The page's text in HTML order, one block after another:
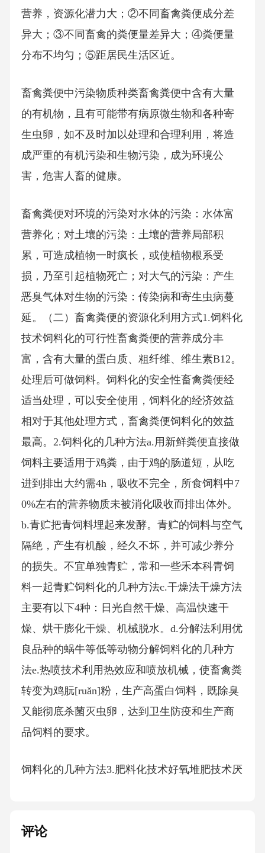
营养，资源化潜力大；②不同畜禽粪便成分差
异大；③不同畜禽的粪便量差异大；④粪便量
分布不均匀；⑤距居民生活区近。
畜禽粪便中污染物质种类畜禽粪便中含有大量
的有机物，且有可能带有病原微生物和各种寄
生虫卵，如不及时加以处理和合理利用，将造
成严重的有机污染和生物污染，成为环境公
害，危害人畜的健康。
畜禽粪便对环境的污染对水体的污染：水体富
营养化；对土壤的污染：土壤的营养局部积
累，可造成植物一时疯长，或使植物根系受
损，乃至引起植物死亡；对大气的污染：产生
恶臭气体对生物的污染：传染病和寄生虫病蔓
延。（二）畜禽粪便的资源化利用方式1.饲料化
技术饲料化的可行性畜禽粪便的营养成分丰
富，含有大量的蛋白质、粗纤维、维生素B12。
处理后可做饲料。饲料化的安全性畜禽粪便经
适当处理，可以安全使用，饲料化的经济效益
相对于其他处理方式，畜禽粪便饲料化的效益
最高。2.饲料化的几种方法a.用新鲜粪便直接做
饲料主要适用于鸡粪，由于鸡的肠道短，从吃
进到排出大约需4h，吸收不完全，所食饲料中7
0%左右的营养物质未被消化吸收而排出体外。
b.青贮把青饲料埋起来发酵。青贮的饲料与空气
隔绝，产生有机酸，经久不坏，并可减少养分
的损失。不宜单独青贮，常和一些禾本科青饲
料一起青贮饲料化的几种方法c.干燥法干燥方法
主要有以下4种：日光自然干燥、高温快速干
燥、烘干膨化干燥、机械脱水。d.分解法利用优
良品种的蜗牛等低等动物分解饲料化的几种方
法e.热喷技术利用热效应和喷放机械，使畜禽粪
转变为鸡朊[ruǎn]粉，生产高蛋白饲料，既除臭
又能彻底杀菌灭虫卵，达到卫生防疫和生产商
品饲料的要求。
饲料化的几种方法3.肥料化技术好氧堆肥技术厌
评论